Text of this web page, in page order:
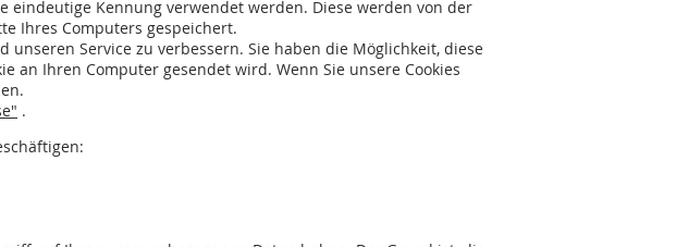
eindeutige Kennung verwendet werden. Diese werden von der
Ihres Computers gespeichert.
Service zu verbessern. Sie haben die Möglichkeit, diese
an Ihren Computer gesendet wird. Wenn Sie unsere Cookies
.